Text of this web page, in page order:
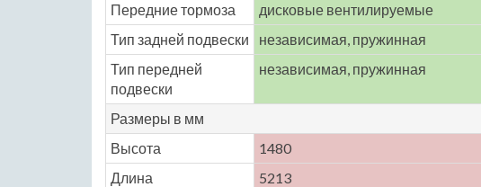
Передние тормоза
дисковые вентилируемые
Тип задней подвески
независимая, пружинная
Тип передней
подвески
независимая, пружинная
Размеры в мм
Высота
1480
Длина
5213